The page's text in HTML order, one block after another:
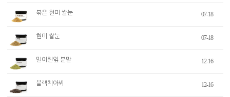
볶은 현미 쌀눈 07-18
현미 쌀눈 07-18
밀어린잎 분말 12-16
블랙치아씨 12-16